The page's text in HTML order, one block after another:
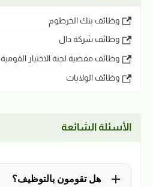
وظائف بنك الخرطوم
وظائف شركة دال
وظائف مفضية لجنة الاختيار القومية
وظائف الولايات
الأسئلة الشائعة
هل تقومون بالتوظيف؟